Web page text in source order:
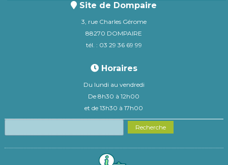
Site de Dompaire
3, rue Charles Gérome
88270 DOMPAIRE
tél. : 03 29 36 69 99
Horaires
Du lundi au vendredi
De 8h30 à 12h00
et de 13h30 à 17h00
Recherche